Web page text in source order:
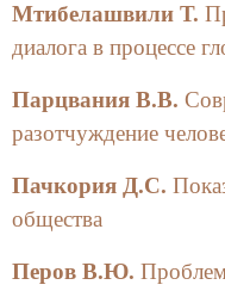
Мтибелашвили Т.
диалога в процессе
Парцвания В.В.
разотчуждение
Пачкория Д.С.
общества
Перов В.Ю.